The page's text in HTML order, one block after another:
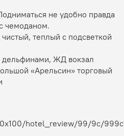
не удобно правда
чемоданом.
теплый с подсветкой
дельфинами, ЖД вокзал
«Арельсин» торговый